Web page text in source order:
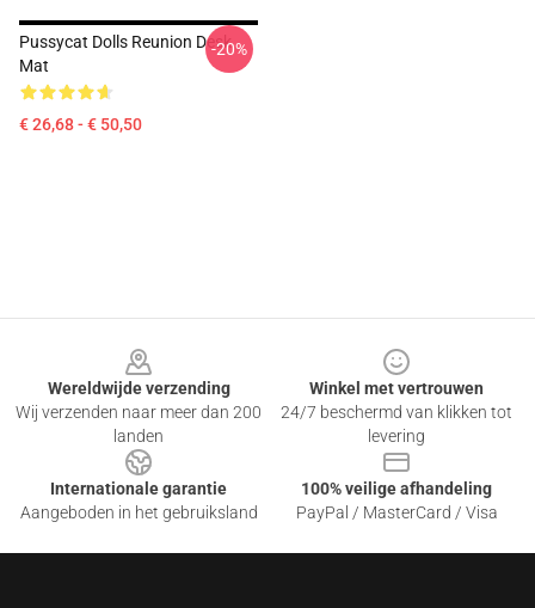
Pussycat Dolls Reunion Desk
Mat
€ 26,68 - € 50,50
-20%
Wereldwijde verzending
Wij verzenden naar meer dan 200
landen
Winkel met vertrouwen
24/7 beschermd van klikken tot
levering
Internationale garantie
Aangeboden in het gebruiksland
100% veilige afhandeling
PayPal / MasterCard / Visa